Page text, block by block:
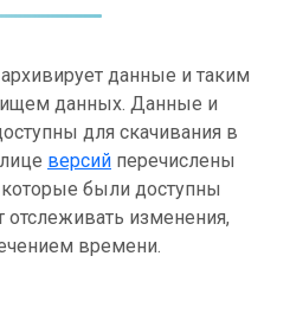
данные и таким
данных. Данные и
для скачивания в
версий перечислены
которые были доступны
отслеживать изменения,
времени.